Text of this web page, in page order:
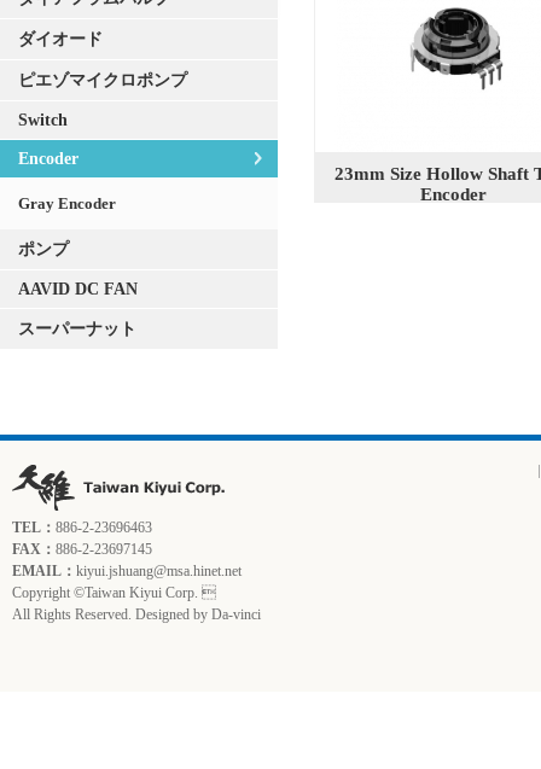
23mm Size Hollow Shaft
Encoder
ダイオード
ピエゾマイクロポンプ
Switch
Encoder
Gray Encoder
ポンプ
AAVID DC FAN
スーパーナット
TEL： 886-2-23696463
FAX： 886-2-23697145
EMAIL： kiyui.jshuang@msa.hinet.net
Copyright ©Taiwan Kiyui Corp. 
All Rights Reserved. Designed by Da-vinci